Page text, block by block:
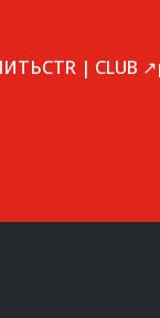
CTR | CLUB ↗